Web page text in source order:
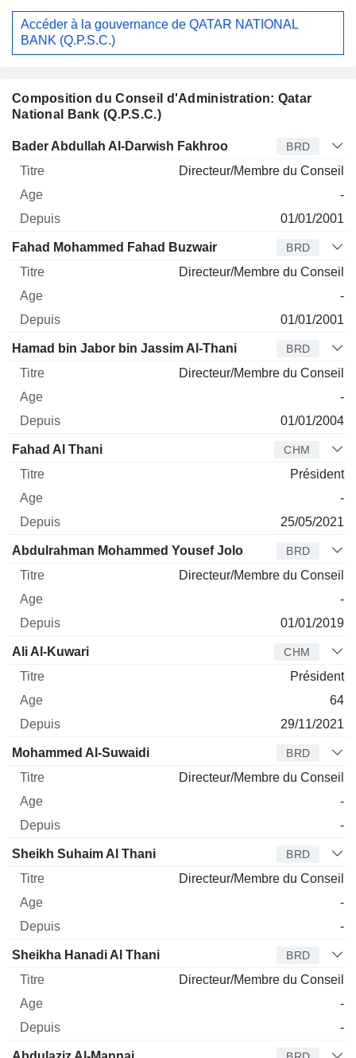
Accéder à la gouvernance de QATAR NATIONAL
BANK (Q.P.S.C.)
Composition du Conseil d'Administration: Qatar
National Bank (Q.P.S.C.)
Administrateur Titre Age Depuis
Bader Abdullah Al-Darwish Fakhroo BRD
Directeur/Membre du Conseil
-
01/01/2001
Fahad Mohammed Fahad Buzwair BRD
Directeur/Membre du Conseil
-
01/01/2001
Hamad bin Jabor bin Jassim Al-Thani BRD
Directeur/Membre du Conseil
-
01/01/2004
Fahad Al Thani CHM
Président
-
25/05/2021
Abdulrahman Mohammed Yousef Jolo BRD
Directeur/Membre du Conseil
-
01/01/2019
Ali Al-Kuwari CHM
Président
64
29/11/2021
Mohammed Al-Suwaidi BRD
Directeur/Membre du Conseil
-
-
Sheikh Suhaim Al Thani BRD
Directeur/Membre du Conseil
-
-
Sheikha Hanadi Al Thani BRD
Directeur/Membre du Conseil
-
-